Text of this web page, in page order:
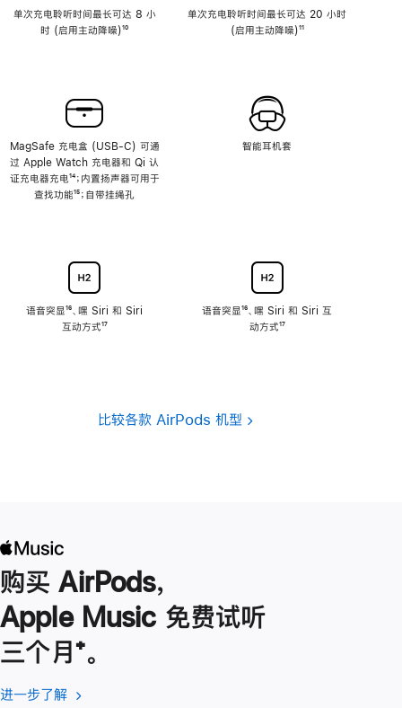
单次充电聆听时间最长可达 8 小
时 (启用主动降噪)脚
¹⁰
MagSafe 充电盒 (USB-C) 可通
过 Apple Watch 充电器和 Qi 认
证充电器充电脚
注
¹⁴；内置扬声器可用于
查找功能脚
¹⁵；自带挂绳孔
语音突显脚
注
¹⁶、嘿 Siri 和 Siri
互动方式脚
¹⁷
单次充电聆听时间最长可达 20 小时
(启用主动降噪)脚
¹¹
智能耳机套
语音突显脚
注
¹⁶、嘿 Siri 和 Siri 互
动方式脚
¹⁷
比较各款 AirPods 机型
购买 AirPods，
Apple Music 免费试听
三个月脚
注
⁺。
进一步了解 进
(在